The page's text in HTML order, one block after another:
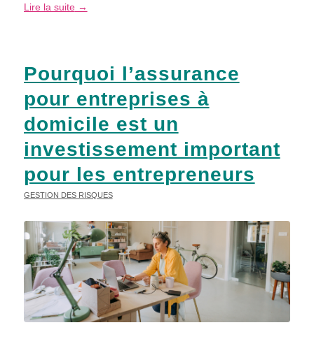
Lire la suite→
Pourquoi l’assurance
pour entreprises à
domicile est un
investissement important
pour les entrepreneurs
GESTION DES RISQUES